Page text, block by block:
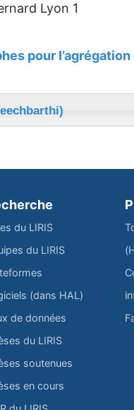
Lyon 1
pour
du LIRIS
du LIRIS
(dans HAL)
de données
du LIRIS
soutenues
en cours